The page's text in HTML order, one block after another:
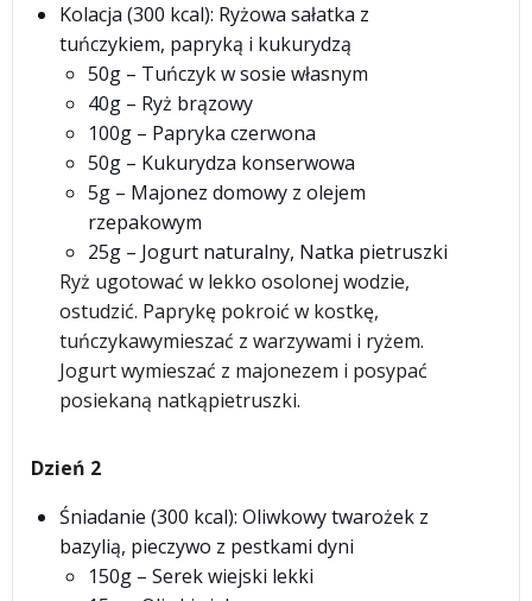
Kolacja (300 kcal): Ryżowa sałatka z
tuńczykiem, papryką i kukurydzą
50g – Tuńczyk w sosie własnym
40g – Ryż brązowy
100g – Papryka czerwona
50g – Kukurydza konserwowa
5g – Majonez domowy z olejem
rzepakowym
25g – Jogurt naturalny, Natka pietruszki
Ryż ugotować w lekko osolonej wodzie,
ostudzić. Paprykę pokroić w kostkę,
tuńczykawymieszać z warzywami i ryżem.
Jogurt wymieszać z majonezem i posypać
posiekaną natkąpietruszki.
Dzień 2
Śniadanie (300 kcal): Oliwkowy twarożek z
bazylią, pieczywo z pestkami dyni
150g – Serek wiejski lekki